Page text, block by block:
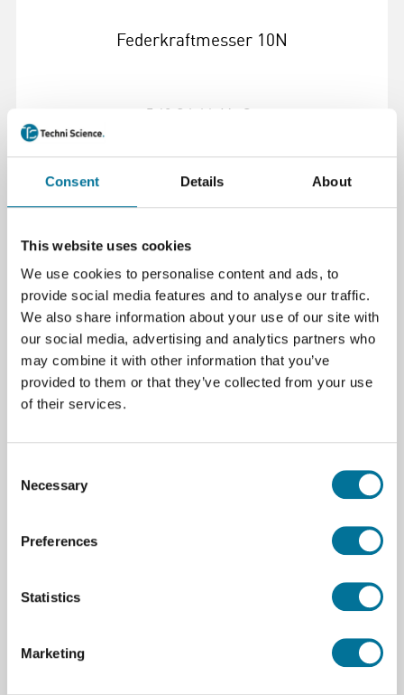
Consent Details About
This website uses cookies
We use cookies to personalise content and ads, to
provide social media features and to analyse our traffic.
We also share information about your use of our site with
our social media, advertising and analytics partners who
may combine it with other information that you’ve
provided to them or that they’ve collected from your use
of their services.
Selection
Necessary
Preferences
Statistics
Marketing
Federkraftmesser 10N
5,69 € inkl. MwSt.
Weiterlesen Bestellen
101418